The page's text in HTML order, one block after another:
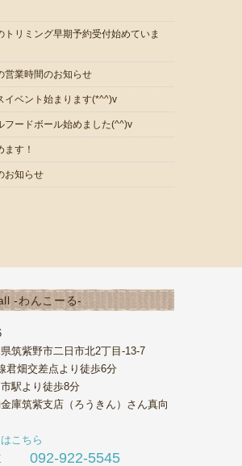
トリミング早期予約受付始めていま
営業時間のお知らせ
イベント始まります(*^^)v
フードボール始めました(^^)v
ます！
お知らせ
-わんこーる-
筑紫野市二日市北2丁目-13-7
君畑交差点より徒歩6分
市駅より徒歩8分
金庫筑紫支店（ろうきん）さん真向
こちら
092-922-5545